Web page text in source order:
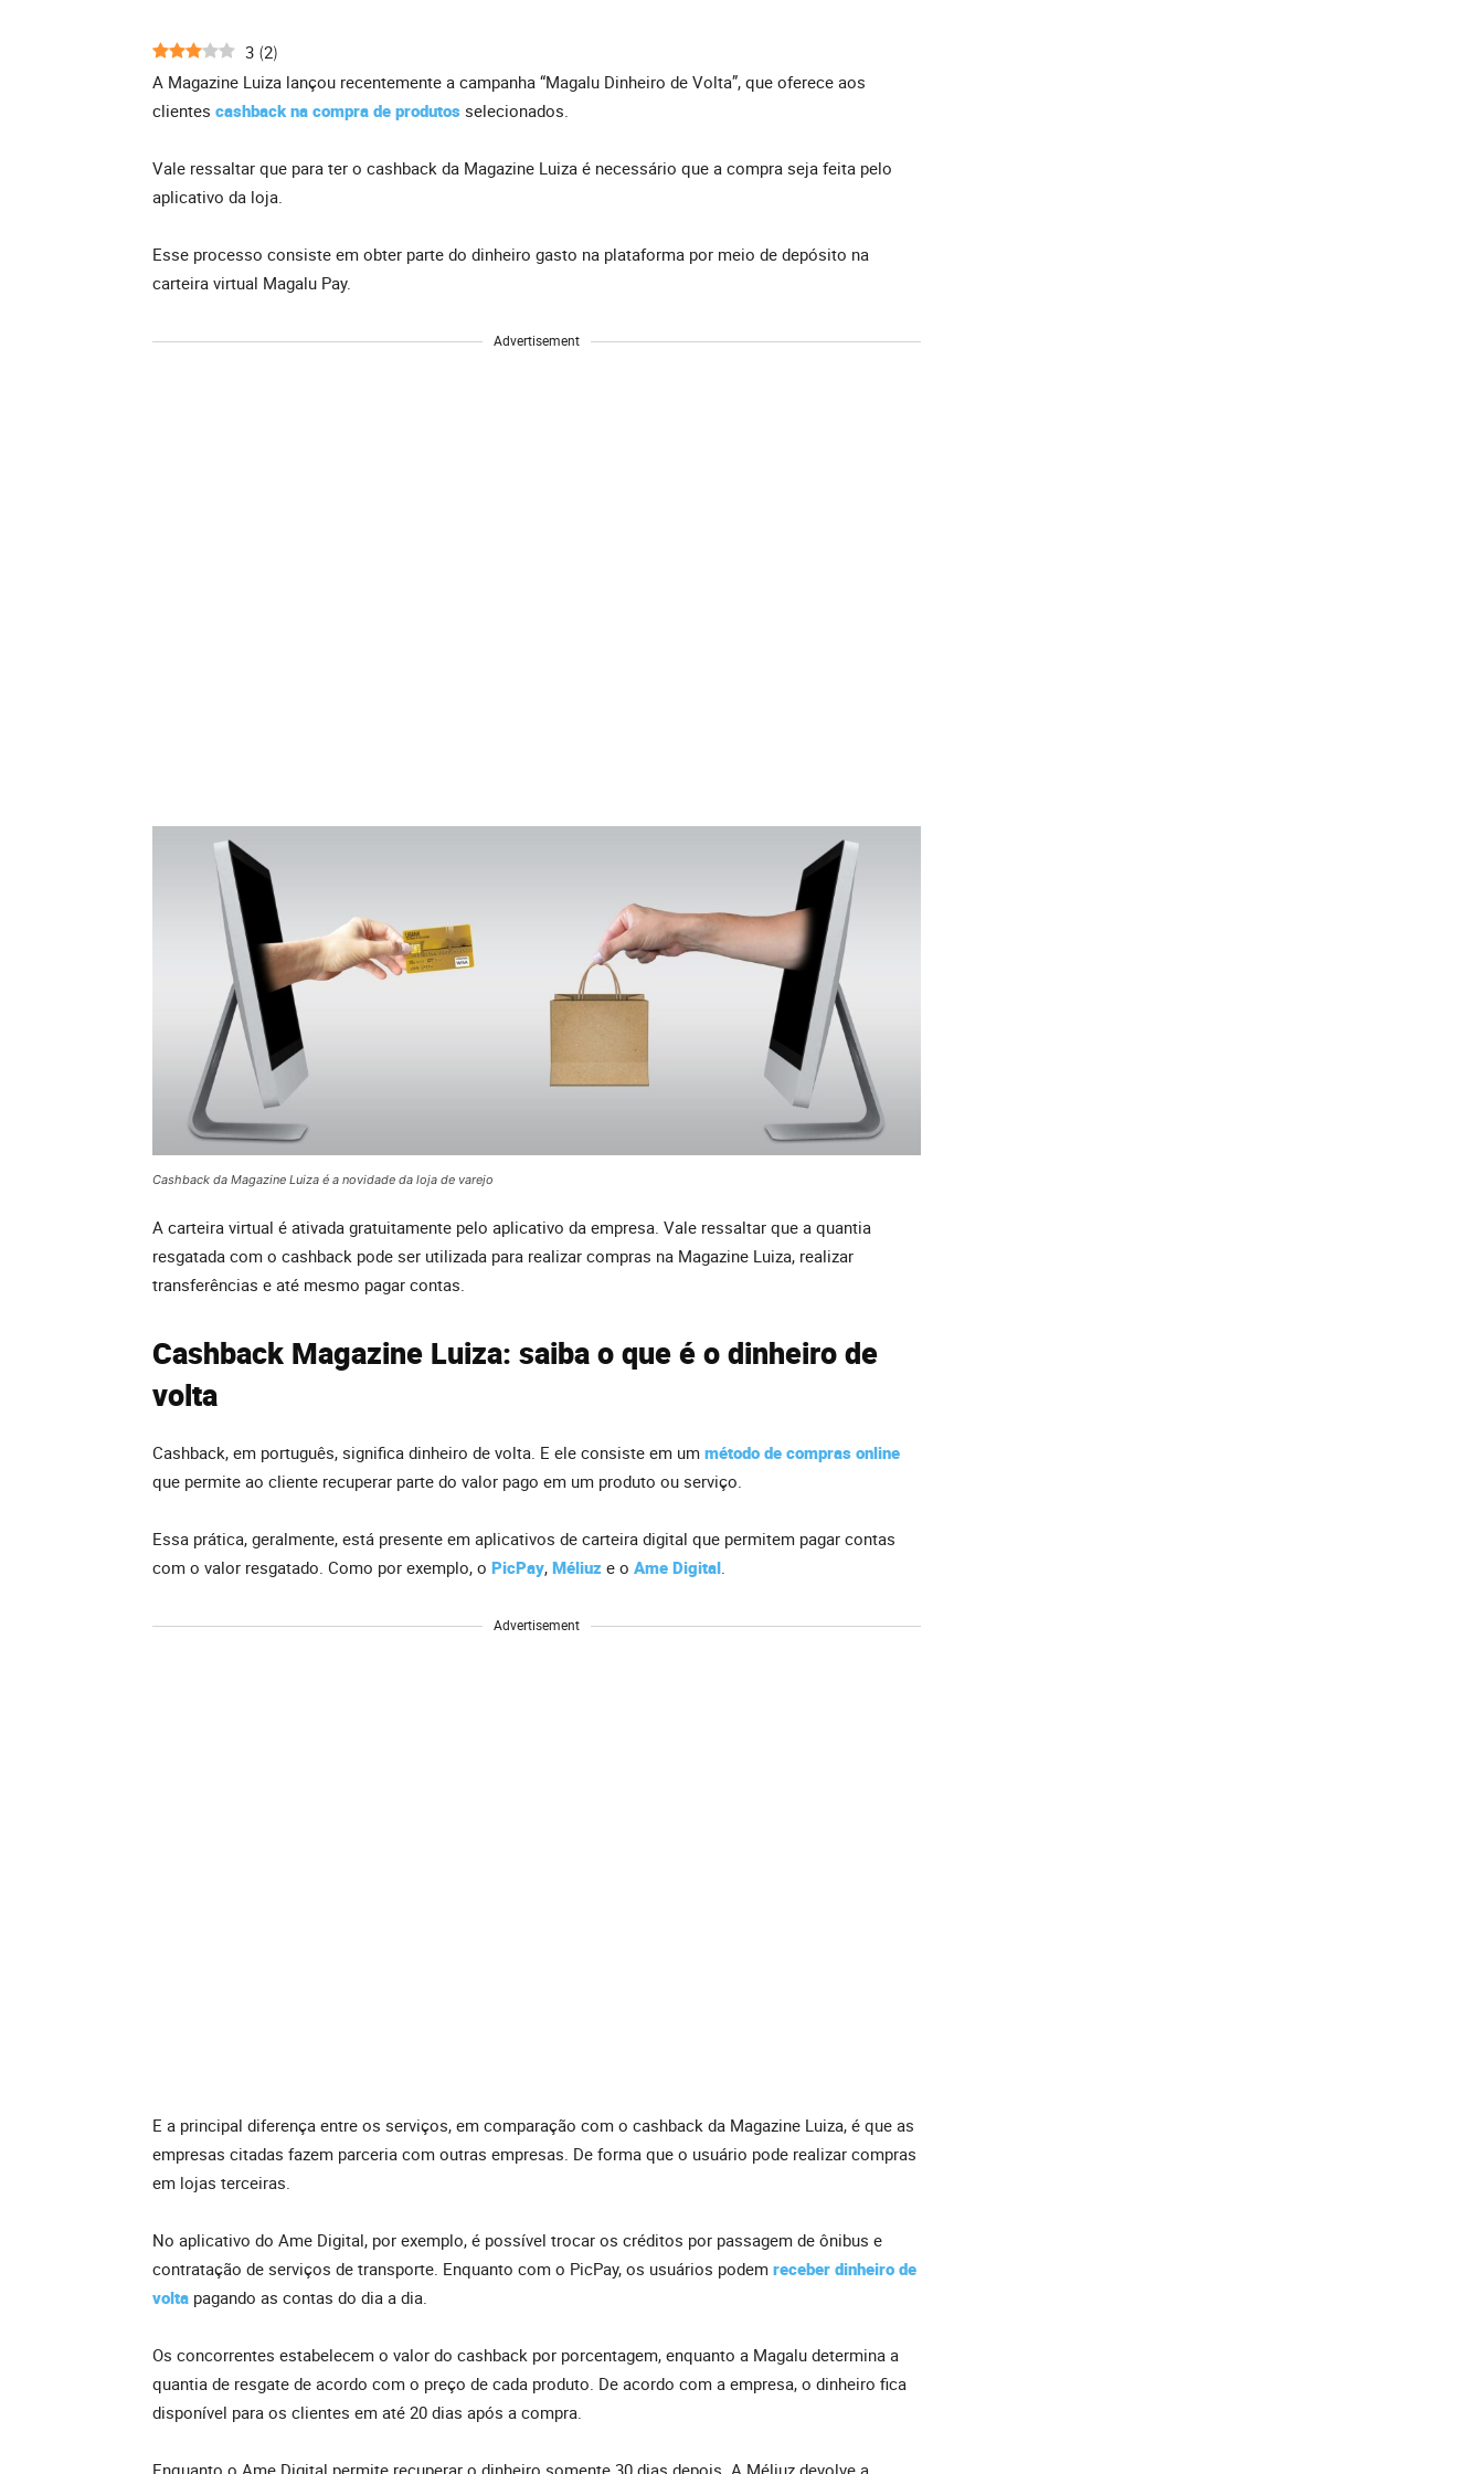
3 (2)
A Magazine Luiza lançou recentemente a campanha “Magalu Dinheiro de Volta”, que oferece aos
clientes cashback na compra de produtos selecionados.
Vale ressaltar que para ter o cashback da Magazine Luiza é necessário que a compra seja feita pelo
aplicativo da loja.
Esse processo consiste em obter parte do dinheiro gasto na plataforma por meio de depósito na
carteira virtual Magalu Pay.
Advertisement
Cashback da Magazine Luiza é a novidade da loja de varejo
A carteira virtual é ativada gratuitamente pelo aplicativo da empresa. Vale ressaltar que a quantia
resgatada com o cashback pode ser utilizada para realizar compras na Magazine Luiza, realizar
transferências e até mesmo pagar contas.
Cashback Magazine Luiza: saiba o que é o dinheiro de
volta
Cashback, em português, significa dinheiro de volta. E ele consiste em um método de compras online
que permite ao cliente recuperar parte do valor pago em um produto ou serviço.
Essa prática, geralmente, está presente em aplicativos de carteira digital que permitem pagar contas
com o valor resgatado. Como por exemplo, o PicPay, Méliuz e o Ame Digital.
Advertisement
E a principal diferença entre os serviços, em comparação com o cashback da Magazine Luiza, é que as
empresas citadas fazem parceria com outras empresas. De forma que o usuário pode realizar compras
em lojas terceiras.
No aplicativo do Ame Digital, por exemplo, é possível trocar os créditos por passagem de ônibus e
contratação de serviços de transporte. Enquanto com o PicPay, os usuários podem receber dinheiro de
volta pagando as contas do dia a dia.
Os concorrentes estabelecem o valor do cashback por porcentagem, enquanto a Magalu determina a
quantia de resgate de acordo com o preço de cada produto. De acordo com a empresa, o dinheiro fica
disponível para os clientes em até 20 dias após a compra.